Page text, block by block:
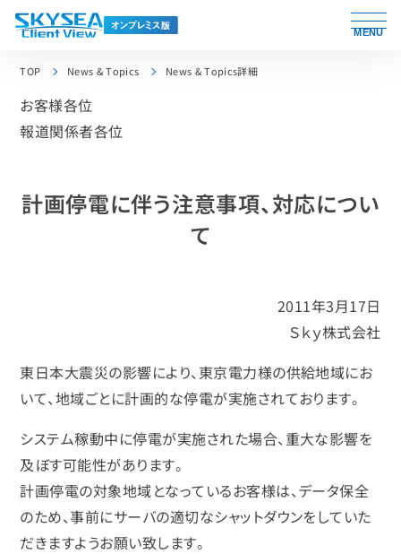
MENU
TOP News & Topics News & Topics詳細
お客様各位
報道関係者各位
計画停電に伴う注意事項、対応につい
て
2011年3月17日
Ｓｋｙ株式会社
東日本大震災の影響により、東京電力様の供給地域にお
いて、地域ごとに計画的な停電が実施されております。
システム稼動中に停電が実施された場合、重大な影響を
及ぼす可能性があります。
計画停電の対象地域となっているお客様は、データ保全
のため、事前にサーバの適切なシャットダウンをしていた
だきますようお願い致します。